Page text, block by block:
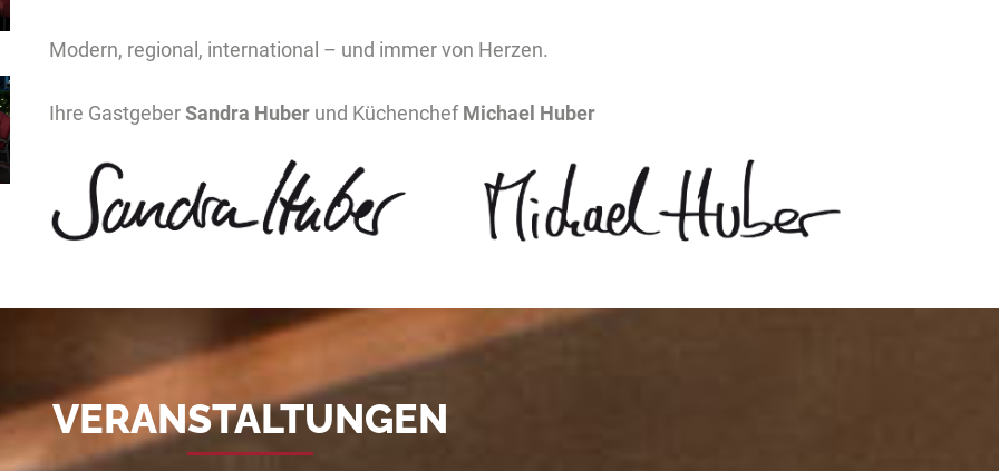
Modern, regional, international – und immer von Herzen.
Ihre GastgeberSandra Huber und KüchenchefMichael Huber
VERANSTALTUNGEN